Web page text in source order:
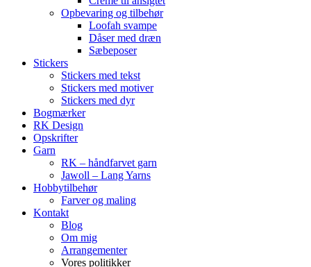
Opbevaring og tilbehør
Loofah svampe
Dåser med dræn
Sæbeposer
Stickers
Stickers med tekst
Stickers med motiver
Stickers med dyr
Bogmærker
RK Design
Opskrifter
Garn
RK – håndfarvet garn
Jawoll – Lang Yarns
Hobbytilbehør
Farver og maling
Kontakt
Blog
Om mig
Arrangementer
Vores politikker